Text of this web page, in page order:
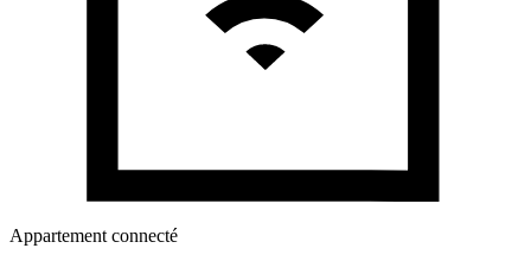
Appartement connecté